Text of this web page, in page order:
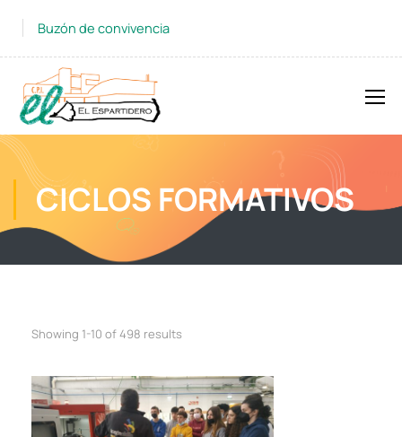
Buzón de convivencia
CICLOS FORMATIVOS
Showing 1-10 of 498 results